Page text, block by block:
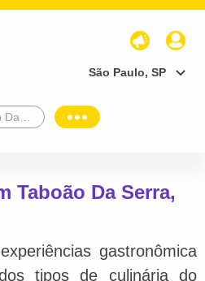
São Paulo, SP
Taboão Da Serra,
gastronômica
tipos de culinária do